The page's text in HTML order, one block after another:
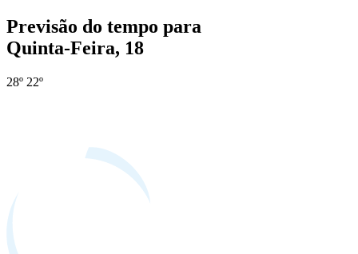
Previsão do tempo para
Quinta-Feira, 18
28º 22º